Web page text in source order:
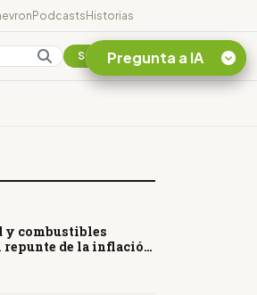
PodcastsHistorias
Suscribirse
y combustibles
de la inflación
Pregunta a IA
¿En que consiste la